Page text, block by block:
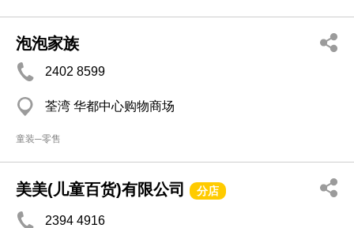
泡泡家族
2402 8599
荃湾 华都中心购物商场
童装─零售
美美(儿童百货)有限公司 分店
2394 4916